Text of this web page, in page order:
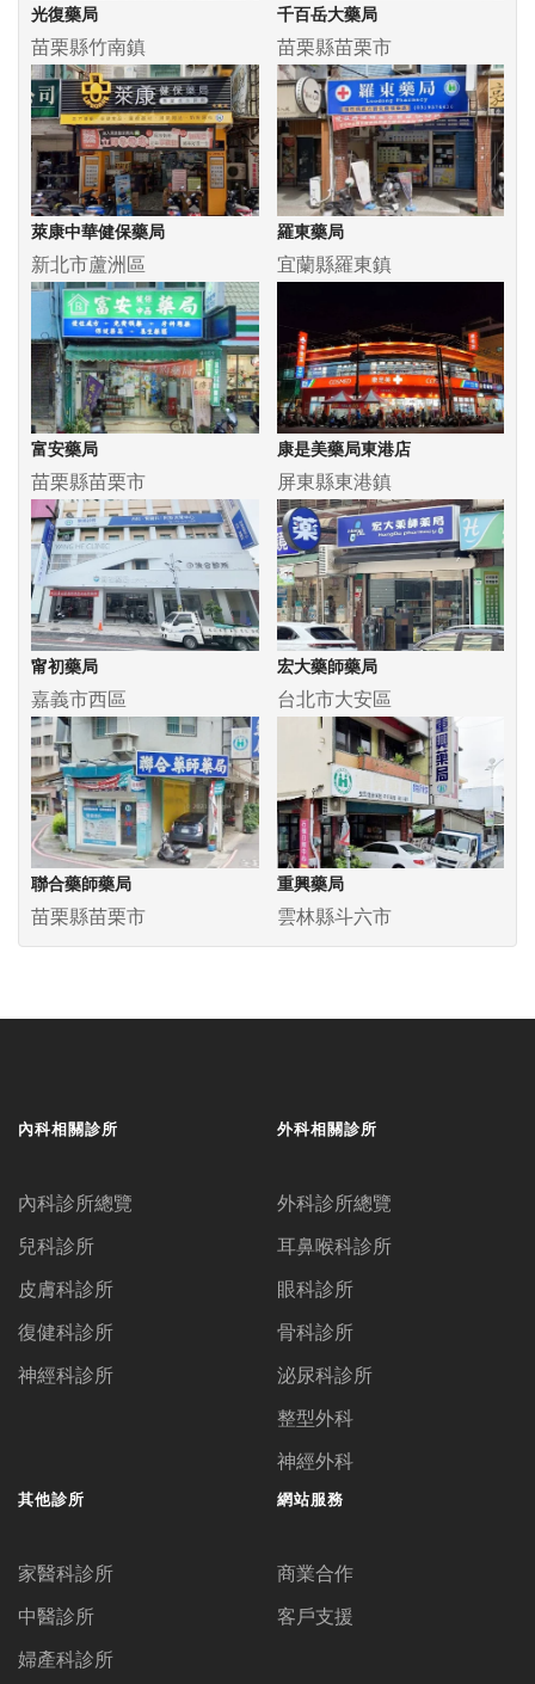
光復藥局
苗栗縣竹南鎮
千百岳大藥局
苗栗縣苗栗市
萊康中華健保藥局
新北市蘆洲區
羅東藥局
宜蘭縣羅東鎮
富安藥局
苗栗縣苗栗市
康是美藥局東港店
屏東縣東港鎮
甯初藥局
嘉義市西區
宏大藥師藥局
台北市大安區
聯合藥師藥局
苗栗縣苗栗市
重興藥局
雲林縣斗六市
內科相關診所
內科診所總覽
兒科診所
皮膚科診所
復健科診所
神經科診所
外科相關診所
外科診所總覽
耳鼻喉科診所
眼科診所
骨科診所
泌尿科診所
整型外科
神經外科
其他診所
家醫科診所
中醫診所
婦產科診所
網站服務
商業合作
客戶支援